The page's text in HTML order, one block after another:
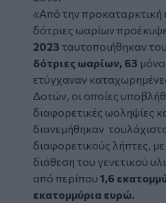
«Από την προκαταρκτική
δότριες ωαρίων προέκυψε
2023 ταυτοποιήθηκαν
δότριες ωαρίων, 63
ετύγχαναν
Δοτών, οι οποίες
διαφορετικές ωοληψίες
διανεμήθηκαν
διαφορετικούς λήπτες,
διάθεση του γενετικού
από περίπου 1,6
εκατομμύρια ευρώ.